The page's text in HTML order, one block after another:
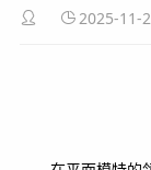
2025-11-